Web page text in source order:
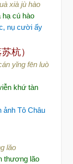
xià jù hào
hạ cú hào
nụ cười ấy
杭）
yǐng fēn luò
khứ tàn
ảnh Tô Châu
lǎo
thương lão